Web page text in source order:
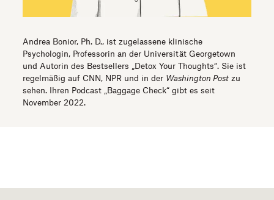
Andrea Bonior, Ph. D., ist zugelassene klinische
Psychologin, Professorin an der Universität Georgetown
und Autorin des Bestsellers „Detox Your Thoughts“. Sie ist
regelmäßig auf CNN, NPR und in der Washington Post zu
sehen. Ihren Podcast „Baggage Check“ gibt es seit
November 2022.